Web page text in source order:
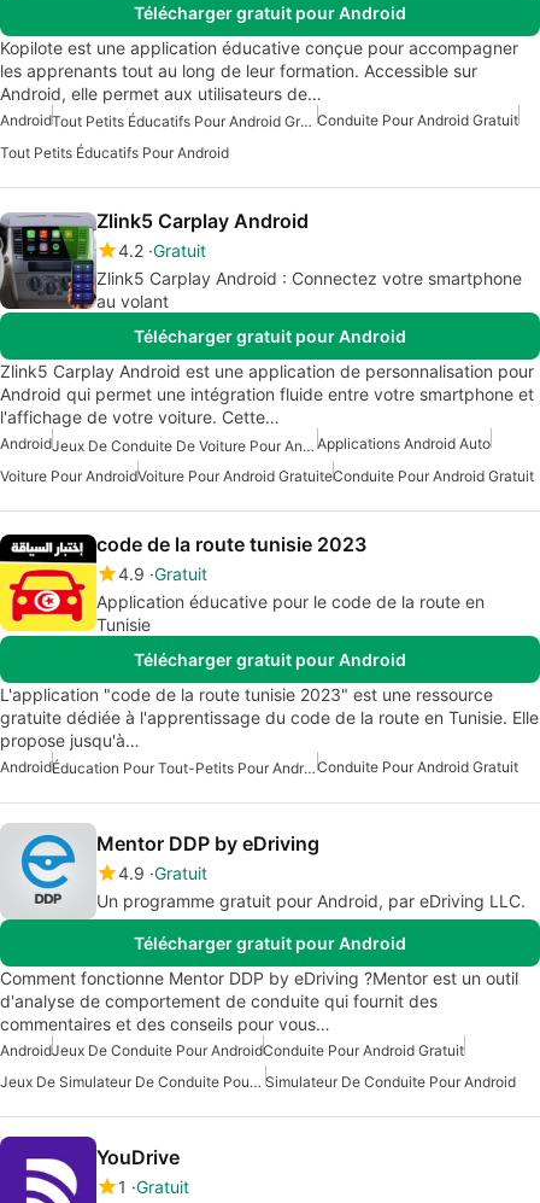
Télécharger gratuit pour Android
Kopilote est une application éducative conçue pour accompagner
les apprenants tout au long de leur formation. Accessible sur
Android, elle permet aux utilisateurs de…
Android Tout Petits Éducatifs Pour Android Gratuit Conduite Pour Android Gratuit
Tout Petits Éducatifs Pour Android
Zlink5 Carplay Android
4.2 Gratuit
Zlink5 Carplay Android : Connectez votre smartphone
au volant
Télécharger gratuit pour Android
Zlink5 Carplay Android est une application de personnalisation pour
Android qui permet une intégration fluide entre votre smartphone et
l'affichage de votre voiture. Cette…
Android Jeux De Conduite De Voiture Pour Android Applications Android Auto
Voiture Pour AndroidVoiture Pour Android GratuiteConduite Pour Android Gratuit
code de la route tunisie 2023
4.9 Gratuit
Application éducative pour le code de la route en
Tunisie
Télécharger gratuit pour Android
L'application "code de la route tunisie 2023" est une ressource
gratuite dédiée à l'apprentissage du code de la route en Tunisie. Elle
propose jusqu'à…
Android Éducation Pour Tout-Petits Pour Android GratuitConduite Pour Android Gratuit
Mentor DDP by eDriving
4.9 Gratuit
Un programme gratuit pour Android, par eDriving LLC.
Télécharger gratuit pour Android
Comment fonctionne Mentor DDP by eDriving ?Mentor est un outil
d'analyse de comportement de conduite qui fournit des
commentaires et des conseils pour vous…
AndroidJeux De Conduite Pour AndroidConduite Pour Android Gratuit
Jeux De Simulateur De Conduite Pour Android Simulateur De Conduite Pour Android
YouDrive
1 Gratuit